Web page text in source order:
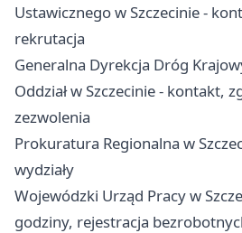
Ustawicznego w Szczecinie -
rekrutacja
Generalna Dyrekcja Dróg
Oddział w Szczecinie - kontakt,
zezwolenia
Prokuratura Regionalna w
wydziały
Wojewódzki Urząd Pracy w
godziny, rejestracja